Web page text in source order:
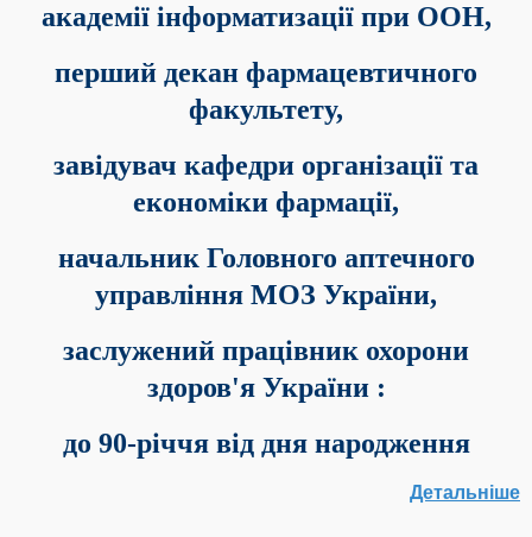
академії інформатизації при ООН,
перший декан фармацевтичного
факультету,
завідувач кафедри організації та
економіки фармації,
начальник Головного аптечного
управління МОЗ України,
заслужений працівник охорони
здоров'я України :
до 90-річчя від дня народження
Детальніше